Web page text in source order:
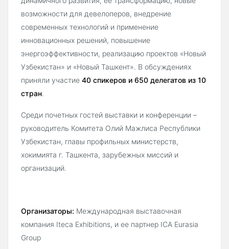
возможности для девелоперов, внедрение
современных технологий и применение
инновационных решений, повышение
энергоэффективности, реализацию проектов «Новый
Узбекистан» и «Новый Ташкент». В обсуждениях
приняли участие 40 спикеров и 650 делегатов из 10
стран.
Среди почетных гостей выставки и конференции –
руководитель Комитета Олий Мажлиса Республики
Узбекистан, главы профильных министерств,
хокимията г. Ташкента, зарубежных миссий и
организаций.
Организаторы: Международная выставочная
компания Iteca Exhibitions, и ее партнер ICA Eurasia
Group